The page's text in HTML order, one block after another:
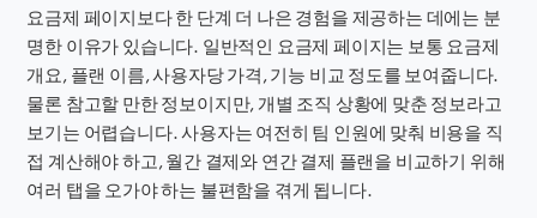
요금제 페이지보다 한 단계 더 나은 경험을 제공하는 데에는 분
명한 이유가 있습니다. 일반적인 요금제 페이지는 보통 요금제
개요, 플랜 이름, 사용자당 가격, 기능 비교 정도를 보여줍니다.
물론 참고할 만한 정보이지만, 개별 조직 상황에 맞춘 정보라고
보기는 어렵습니다. 사용자는 여전히 팀 인원에 맞춰 비용을 직
접 계산해야 하고, 월간 결제와 연간 결제 플랜을 비교하기 위해
여러 탭을 오가야 하는 불편함을 겪게 됩니다.